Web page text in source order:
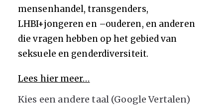
ce
m
mensenhandel, transgenders,
LHBI+jongeren en –ouderen, en anderen
die vragen hebben op het gebied van
seksuele en genderdiversiteit.
Lees hier meer…
Kies een andere taal (Google Vertalen)